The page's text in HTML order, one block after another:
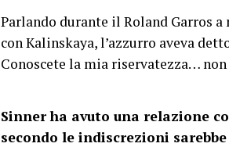
Parlando durante il Roland Garros
con Kalinskaya, l’azzurro aveva
Conoscete la mia riservatezza…
Sinner ha avuto una relazione
secondo le indiscrezioni